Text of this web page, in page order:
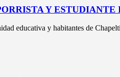
Y
educativa y habitantes de